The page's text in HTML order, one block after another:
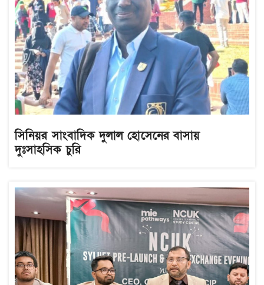
সিনিয়র সাংবাদিক দুলাল হোসেনের বাসায়
দুঃসাহসিক চুরি